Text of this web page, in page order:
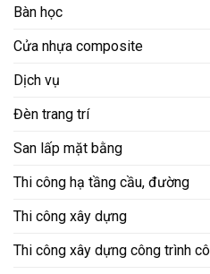
Bàn học
Cửa nhựa composite
Dịch vụ
Đèn trang trí
San lấp mặt bằng
Thi công hạ tầng cầu, đường
Thi công xây dựng
Thi công xây dựng công trình